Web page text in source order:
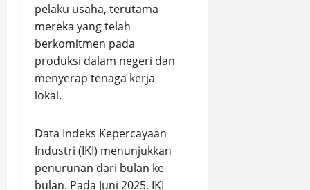
pelaku usaha, terutama
mereka yang telah
berkomitmen pada
produksi dalam negeri dan
menyerap tenaga kerja
lokal.
Data Indeks Kepercayaan
Industri (IKI) menunjukkan
penurunan dari bulan ke
bulan. Pada Juni 2025, IKI